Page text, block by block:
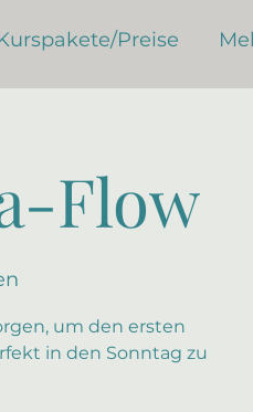
Preise
Flow
um den ersten
in den Sonntag zu